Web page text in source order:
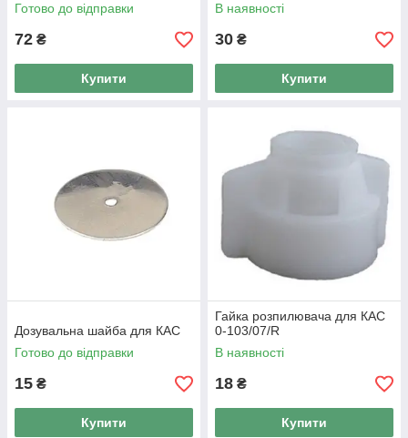
Готово до відправки
72 ₴
Купити
В наявності
30 ₴
Купити
Дозувальна шайба для КАС
Готово до відправки
15 ₴
Купити
Гайка розпилювача для КАС
0-103/07/R
В наявності
18 ₴
Купити